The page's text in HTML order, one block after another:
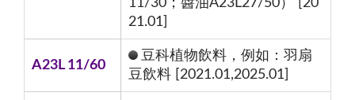
11/30；醬油A23L27/50） [20
21.01]
A23L 11/60
豆科植物飲料，例如：羽扇
豆飲料 [2021.01,2025.01]